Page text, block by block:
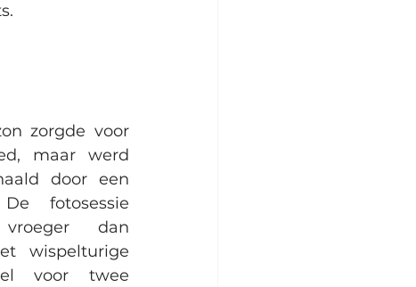
zorgde voor
maar werd
door een
fotosessie
dan
wispelturige
voor twee